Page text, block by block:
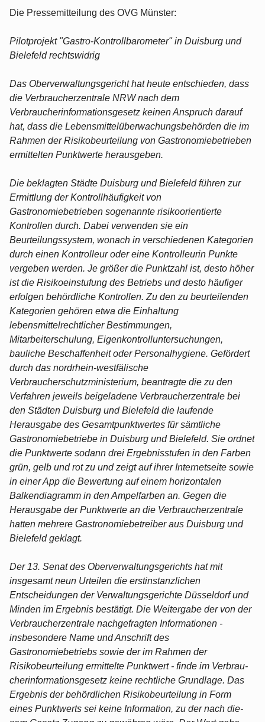
Die Pressemitteilung des OVG Münster:
Pilotprojekt "Gastro-Kontrollbarometer" in Duisburg und
Bielefeld rechtswidrig
Das Oberverwaltungsgericht hat heute entschieden, dass
die Verbraucherzentrale NRW nach dem
Verbraucherinformationsgesetz keinen Anspruch darauf
hat, dass die Lebensmittelüberwachungsbehörden die im
Rahmen der Ri­sikobeurteilung von Gastronomiebetrieben
ermittelten Punktwerte herausgeben.
Die beklagten Städte Duisburg und Bielefeld führen zur
Ermittlung der Kontrollhäu­figkeit von
Gastronomiebetrieben sogenannte risikoorientierte
Kontrollen durch. Da­bei verwenden sie ein
Beurteilungssystem, wonach in verschiedenen Kategorien
durch einen Kontrolleur oder eine Kontrolleurin Punkte
vergeben werden. Je größer die Punktzahl ist, desto höher
ist die Risikoeinstufung des Betriebs und desto häufi­ger
erfolgen behördliche Kontrollen. Zu den zu beurteilenden
Kategorien gehören etwa die Einhaltung
lebensmittelrechtlicher Bestimmungen,
Mitarbeiterschulung, Ei­genkontrolluntersuchungen,
bauliche Beschaffenheit oder Personalhygiene. Geför­dert
durch das nordrhein-westfälische
Verbraucherschutzministerium, beantragte die zu den
Verfahren jeweils beigeladene Verbraucherzentrale bei
den Städten Duisburg und Bielefeld die laufende
Herausgabe des Gesamtpunktwertes für sämtliche
Gastronomiebetriebe in Duisburg und Bielefeld. Sie ordnet
die Punktwerte sodann drei Ergebnisstufen in den Farben
grün, gelb und rot zu und zeigt auf ihrer Internet­seite sowie
in einer App die Bewertung auf einem horizontalen
Balkendiagramm in den Ampelfarben an. Gegen die
Herausgabe der Punktwerte an die Verbraucher­zentrale
hatten mehrere Gastronomiebetreiber aus Duisburg und
Bielefeld geklagt.
Der 13. Senat des Oberverwaltungsgerichts hat mit
insgesamt neun Urteilen die erstinstanzlichen
Entscheidungen der Verwaltungsgerichte Düsseldorf und
Minden im Ergebnis bestätigt. Die Weitergabe der von der
Verbraucherzentrale nachgefrag­ten Informationen -
insbesondere Name und Anschrift des
Gastronomiebetriebs so­wie der im Rahmen der
Risikobeurteilung ermittelte Punkt­wert - finde im Verbrau­
cherinformationsgesetz keine rechtliche Grundlage. Das
Er­gebnis der behördlichen Risikobeurteilung in Form
eines Punktwerts sei keine Infor­mation, zu der nach die­